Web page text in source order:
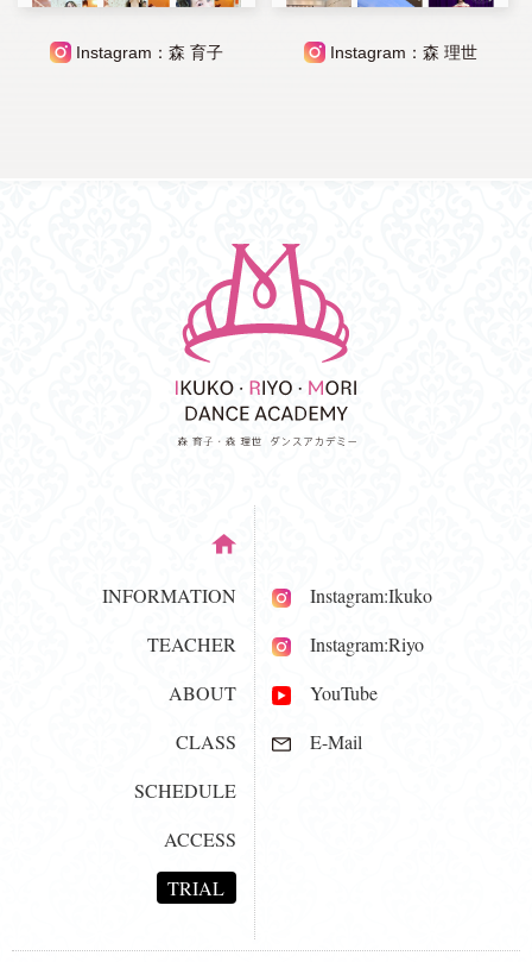
Instagram：森 育子 Instagram：森 理世
INFORMATION
TEACHER
ABOUT
CLASS
SCHEDULE
ACCESS
TRIAL
Instagram:Ikuko
Instagram:Riyo
YouTube
E-Mail